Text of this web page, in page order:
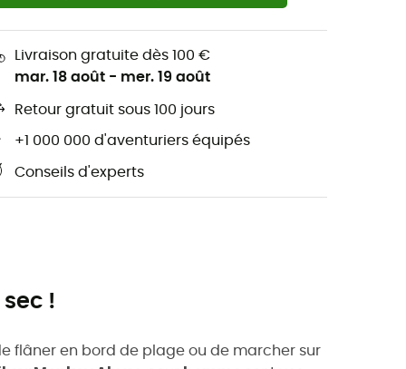
Livraison gratuite dès 100 €
mar. 18 août - mer. 19 août
Retour gratuit sous 100 jours
+1 000 000 d'aventuriers équipés
Conseils d'experts
!
flâner en bord de plage ou de marcher sur